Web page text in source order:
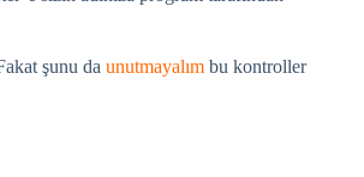
şunu da unutmayalım bu kontroller